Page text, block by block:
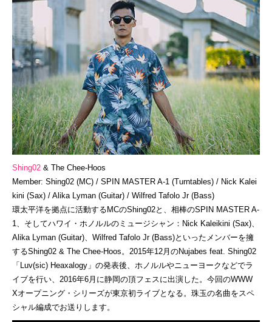
Shing02 & The Chee-Hoos
Member: Shing02 (MC) / SPIN MASTER A-1 (Turntables) / Nick Kalei
kini (Sax) / Alika Lyman (Guitar) / Wilfred Tafolo Jr (Bass)
環太平洋を拠点に活動するMCのShing02と、相棒のSPIN MASTER A-
1、そしてハワイ・ホノルルのミュージシャン：Nick Kaleikini (Sax)、
Alika Lyman (Guitar)、Wilfred Tafolo Jr (Bass)といったメンバーを擁
するShing02 & The Chee-Hoos。2015年12月のNujabes feat. Shing02
「Luv(sic) Heaxalogy」の発表後、ホノルルやニューヨークなどでラ
イブを行い、2016年6月に静岡の頂フェスに出演した。今回のWWW
Xオープニング・シリーズが東京初ライブとなる。珠玉の名曲をスペ
シャル編成でお送りします。